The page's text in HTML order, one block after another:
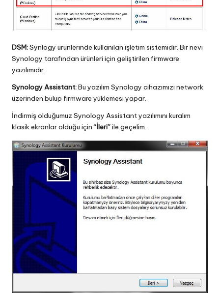
DSM:Synlogy ürünlerinde kullanılan işletim sistemidir. Bir nevi
Synology tarafından ürünleri için geliştirilen firmware
yazılımıdır.
Synology Assistant:Bu yazılım Synology cihazımızı network
üzerinden bulup firmware yüklemesi yapar.
İndirmiş olduğumuz Synology Assistant yazılımını kuralım
klasik ekranlar olduğu için“İleri”ile geçelim.